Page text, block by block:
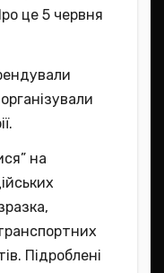
це 5 червня
на
Підроблені